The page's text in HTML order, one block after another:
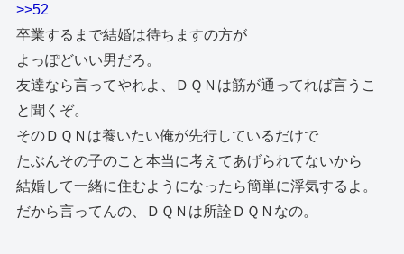
>>52
卒業するまで結婚は待ちますの方が
よっぽどいい男だろ。
友達なら言ってやれよ、ＤＱＮは筋が通ってれば言うこ
と聞くぞ。
そのＤＱＮは養いたい俺が先行しているだけで
たぶんその子のこと本当に考えてあげられてないから
結婚して一緒に住むようになったら簡単に浮気するよ。
だから言ってんの、ＤＱＮは所詮ＤＱＮなの。